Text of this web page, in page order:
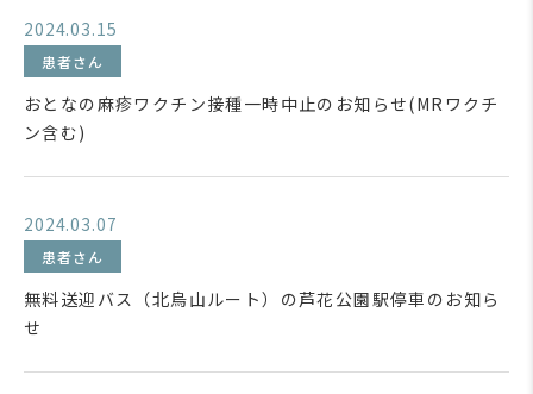
2024.03.15
患者さん
おとなの麻疹ワクチン接種一時中止のお知らせ(MRワクチ
ン含む)
2024.03.07
患者さん
無料送迎バス（北烏山ルート）の芦花公園駅停車のお知ら
せ